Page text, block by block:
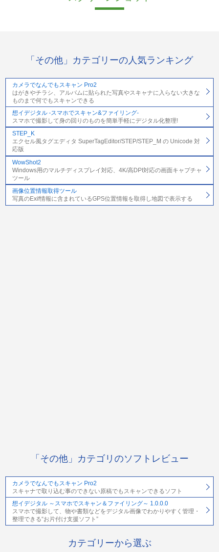
「その他」カテゴリーの人気ランキング
カメラでなんでもスキャン Pro2
はがきやチラシ、アルバムに貼られた写真やスキャナに入らない大きな
ものまで何でもスキャンできる
想イデジタル -スマホでスキャン&ファイリング-
スマホで撮影して身の回りのものを簡単手軽にデジタル化整理!
STEP_K
エクセル風タグエディタ SuperTagEditor/STEP/STEP_M の Unicode 対
応版
WowShot2
Windows用のマルチディスプレイ対応、4K/高DPI対応の画面キャプチャ
ツール
画像位置情報取得ツール
写真のExif情報に含まれているGPS位置情報を取得し地図で表示する
「その他」カテゴリのソフトレビュー
カメラでなんでもスキャン Pro2
スキャナで取り込む事のできない原稿でもスキャンできるソフト
想イデジタル ～スマホでスキャン＆ファイリング～ 1.0.0.0
スマホで撮影して、物や書類などをデジタル画像でわかりやすく管理・
整理できる“お片付け支援ソフト”
カテゴリーから選ぶ